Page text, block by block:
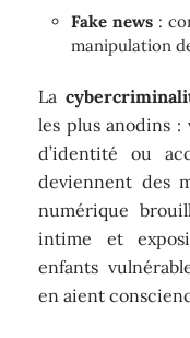
Fake news :
manipulation
La
les plus anodins :
d’identité ou
deviennent des
numérique
intime et
enfants
en aient